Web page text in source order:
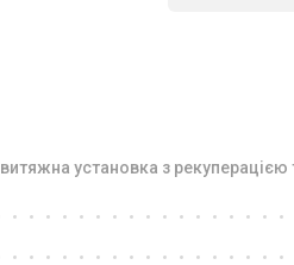
Topvex TR03 HWL-R-
установка з рекуперацією